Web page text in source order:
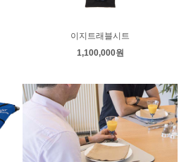
이지트래블시트
1,100,000원